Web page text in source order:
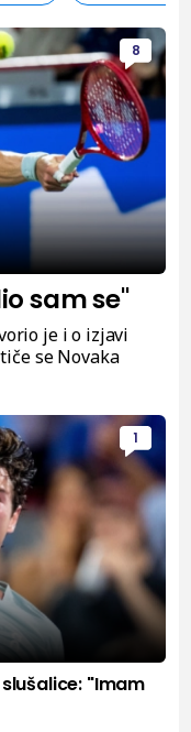
8
sam se"
je i o izjavi
se Novaka
1
"Imam